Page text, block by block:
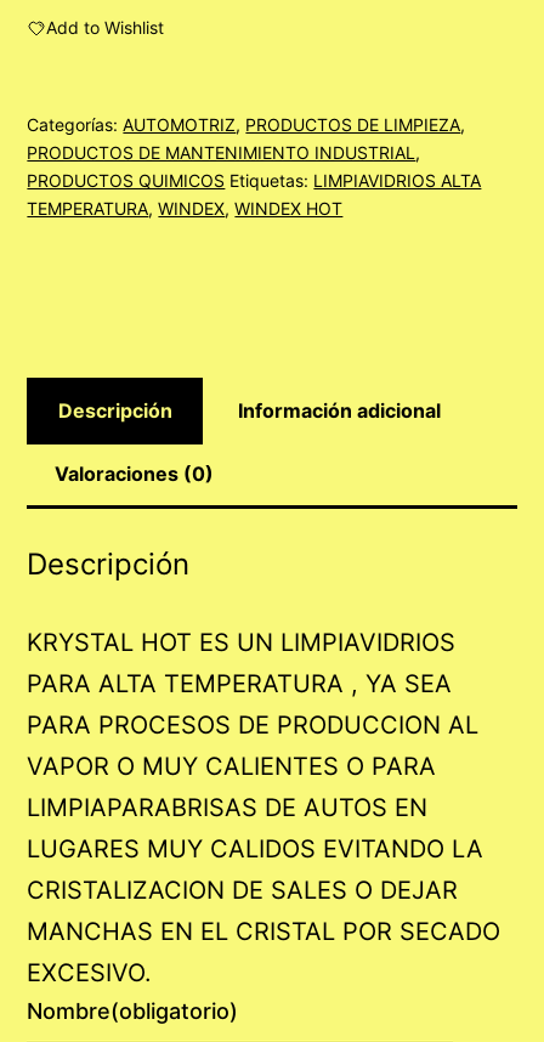
1
Add to Wishlist
Categorías:AUTOMOTRIZ, PRODUCTOS DE LIMPIEZA,
PRODUCTOS DE MANTENIMIENTO INDUSTRIAL ,
PRODUCTOS QUIMICOS Etiquetas: LIMPIAVIDRIOS ALTA
TEMPERATURA,WINDEX,WINDEX HOT
Descripción Información adicional
Valoraciones (0)
Descripción
KRYSTAL HOT ES UN LIMPIAVIDRIOS
PARA ALTA TEMPERATURA , YA SEA
PARA PROCESOS DE PRODUCCION AL
VAPOR O MUY CALIENTES O PARA
LIMPIAPARABRISAS DE AUTOS EN
LUGARES MUY CALIDOS EVITANDO LA
CRISTALIZACION DE SALES O DEJAR
MANCHAS EN EL CRISTAL POR SECADO
EXCESIVO.
Nombre(obligatorio)